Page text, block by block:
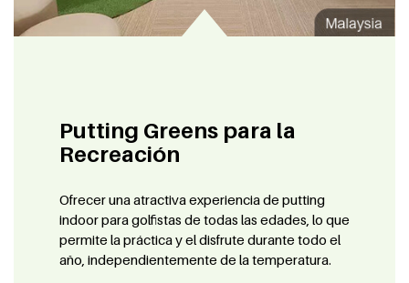
Putting Greens para la
Recreación
Ofrecer una atractiva experiencia de putting
indoor para golfistas de todas las edades, lo que
permite la práctica y el disfrute durante todo el
año, independientemente de la temperatura.